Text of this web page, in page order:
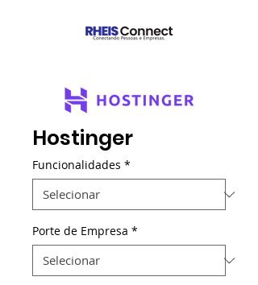
Hostinger
Funcionalidades *
Porte de Empresa *